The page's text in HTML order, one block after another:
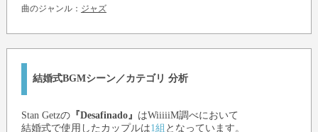
曲のジャンル： ジャズ
結婚式BGMシーン／カテゴリ 分析
Stan Getzの『Desafinado』 はWiiiiiM調べにおいて
結婚式で使用したカップルは1組 となっています。